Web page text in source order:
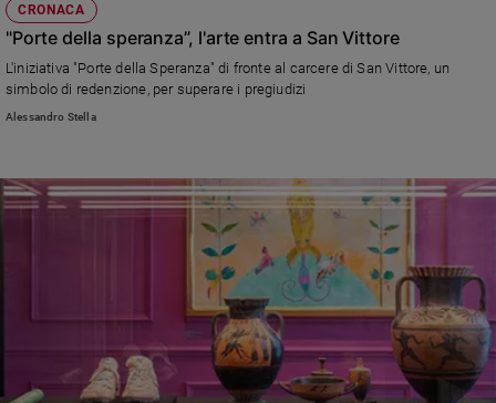
Cultura
e
spettacoli
2026
Tv
e
educazione
CRONACA
"Porte della speranza”, l'arte entra a San Vittore
L'iniziativa "Porte della Speranza" di fronte al carcere di San Vittore, un
simbolo di redenzione, per superare i pregiudizi
Alessandro Stella